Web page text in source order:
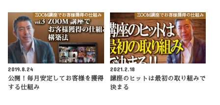
ZOOM講座でお客様獲得の仕組み
2019.8.24
公開！毎月安定してお客様を獲得
する仕組み
ZOOM講座でお客様獲得の仕組み
2021.2.18
講座のヒットは最初の取り組みで
決まる